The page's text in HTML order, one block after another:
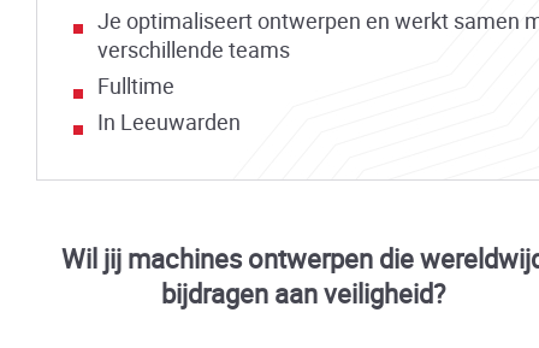
Je optimaliseert ontwerpen en werkt samen
verschillende teams
Fulltime
In Leeuwarden
Wil jij machines ontwerpen die
bijdragen aan veiligheid?